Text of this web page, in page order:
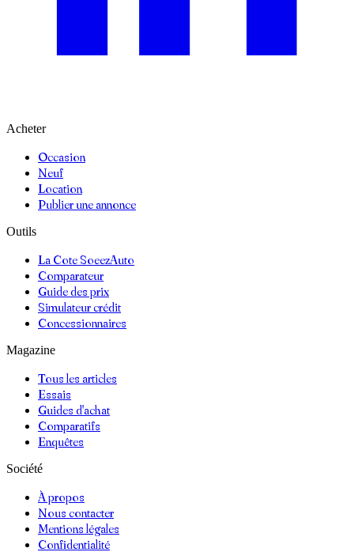
Acheter
Occasion
Neuf
Location
Publier une annonce
Outils
La Cote SoeezAuto
Comparateur
Guide des prix
Simulateur crédit
Concessionnaires
Magazine
Tous les articles
Essais
Guides d'achat
Comparatifs
Enquêtes
Société
À propos
Nous contacter
Mentions légales
Confidentialité